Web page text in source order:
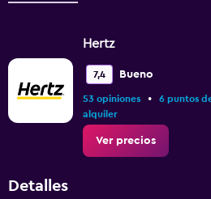
Hertz
7,4 Bueno
53 opiniones •
6 puntos
alquiler
Ver precios
Detalles